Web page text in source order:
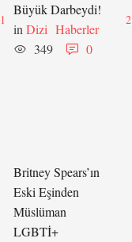
1
Büyük Darbeydi!
in Dizi Haberler
349
0
2
Britney Spears’ın
Eski Eşinden
Müslüman
LGBTİ+